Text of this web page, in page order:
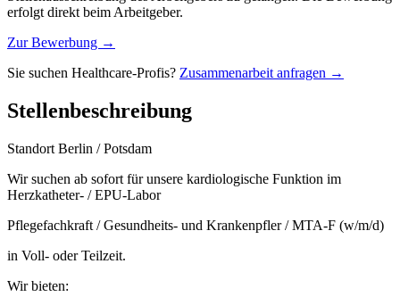
erfolgt direkt beim Arbeitgeber.
Zur Bewerbung →
Sie suchen Healthcare-Profis? Zusammenarbeit anfragen →
Stellenbeschreibung
Standort Berlin / Potsdam
Wir suchen ab sofort für unsere kardiologische Funktion im
Herzkatheter- / EPU-Labor
Pflegefachkraft / Gesundheits- und Krankenpfler / MTA-F (w/m/d)
in Voll- oder Teilzeit.
Wir bieten: